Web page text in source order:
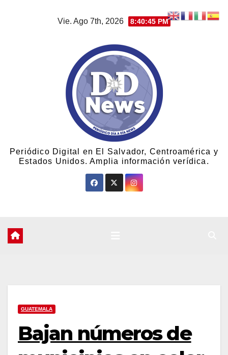
Vie. Ago 7th, 2026 8:40:46 PM
Periódico Digital en El Salvador, Centroamérica y
Estados Unidos. Amplia información verídica.
GUATEMALA
Bajan números de